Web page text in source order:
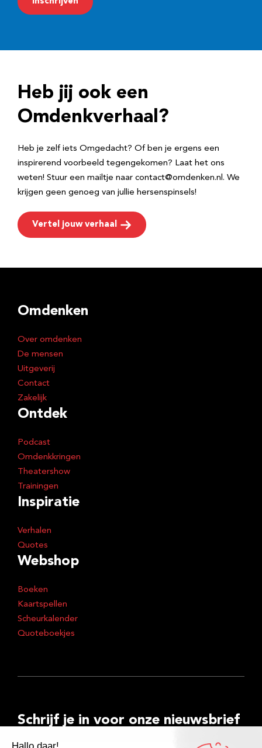
a
r
e
Heb jij ook een
Omdenkverhaal?
Heb je zelf iets Omgedacht? Of ben je ergens een
inspirerend voorbeeld tegengekomen? Laat het ons
weten! Stuur een mailtje naar contact@omdenken.nl. We
krijgen geen genoeg van jullie hersenspinsels!
Vertel jouw verhaal
Omdenken
Over omdenken
De mensen
Uitgeverij
Contact
Zakelijk
Ontdek
Podcast
Omdenkkringen
Theatershow
Trainingen
Inspiratie
Verhalen
Quotes
Webshop
Boeken
Kaartspellen
Scheurkalender
Quoteboekjes
Schrijf je in voor onze nieuwsbrief